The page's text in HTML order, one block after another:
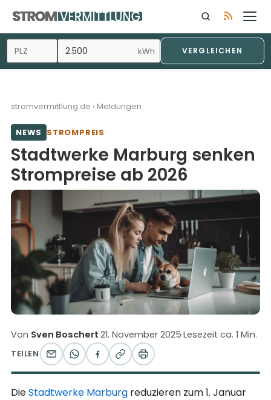
Inhalt
springen
kWh VERGLEICHEN
stromvermittlung.de › Meldungen
NEWS STROMPREIS
Stadtwerke Marburg senken
Strompreise ab 2026
Von Sven Boschert·21. November 2025·Lesezeit ca. 1 Min.
TEILEN
DieStadtwerke Marburg reduzieren zum 1. Januar